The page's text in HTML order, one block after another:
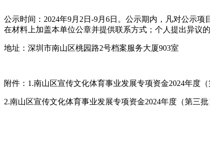
公示时间：2024年9月2日-9月6日。公示期内，凡对公示
在材料上加盖本单位公章并提供联系方式；个人提出异议
地址：深圳市南山区桃园路2号档案服务大厦903室
附件：1.南山区宣传文化体育事业发展专项资金2024年度
2.南山区宣传文化体育事业发展专项资金2024年度（第三